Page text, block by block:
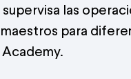
supervisa las
para